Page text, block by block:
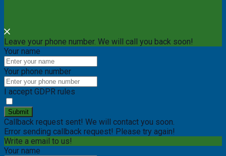
Leave your phone number. We will call you back soon!
Your name
Your phone number
I accept GDPR rules
Submit
Callback request sent! We will contact you soon.
Error sending callback request! Please try again!
Write a email to us!
Your name